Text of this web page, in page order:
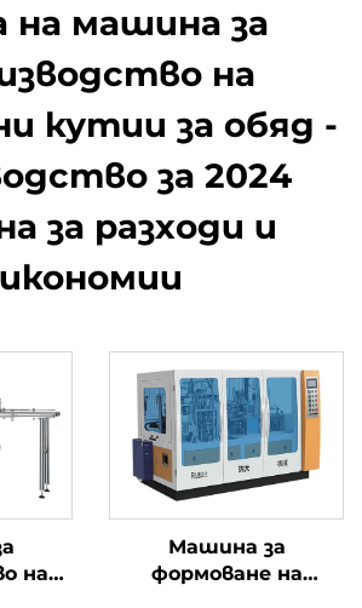
на машина за
на
кутии за обяд -
за 2024
за разходи и
икономии
на
Машина за
формоване на